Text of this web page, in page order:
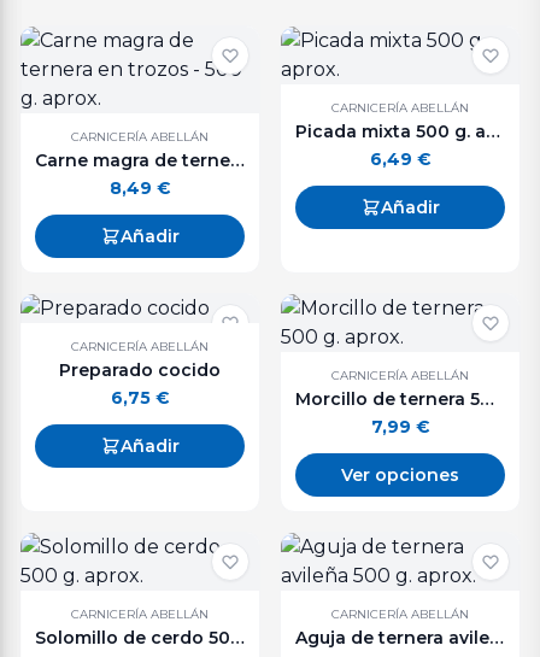
CARNICERÍA ABELLÁN
Carne magra de ternera en trozos - 500 g. aprox.
8,49 €
Añadir
CARNICERÍA ABELLÁN
Picada mixta 500 g. aprox.
6,49 €
Añadir
CARNICERÍA ABELLÁN
Preparado cocido
6,75 €
Añadir
CARNICERÍA ABELLÁN
Morcillo de ternera 500 g. aprox.
7,99 €
Ver opciones
CARNICERÍA ABELLÁN
Solomillo de cerdo 500 g. aprox.
CARNICERÍA ABELLÁN
Aguja de ternera avileña 500 g. aprox.